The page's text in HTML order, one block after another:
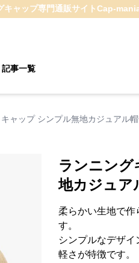
キャップ専門通販サイトCap-
記事一覧
ャップ シンプル無地カジュアル
ランニン
地カジュア
柔らかい生地で作
す。
シンプルなデザ
軽さが特徴です。